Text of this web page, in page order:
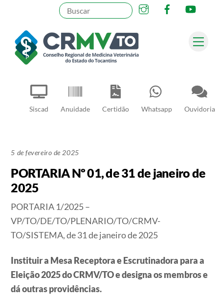
content
Siscad Anuidade Certidão Whatsapp Ouvidoria
InstagramFacebook
Pesquisar
5 de fevereiro de 2025
PORTARIA Nº 01, de 31 de janeiro de
2025
PORTARIA 1/2025 –
VP/TO/DE/TO/PLENARIO/TO/CRMV-
TO/SISTEMA, de 31 de janeiro de 2025
Instituir a Mesa Receptora e Escrutinadora para a
Eleição 2025 do CRMV/TO e designa os membros e
dá outras providências.